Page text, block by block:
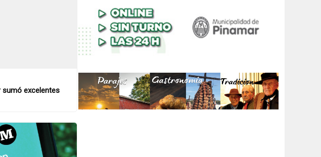
sumó excelentes